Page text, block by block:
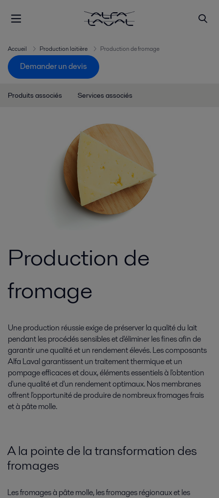
Accueil Production laitière Production de fromage
Demander un devis
Produits associés Services associés
Production de
fromage
Une production réussie exige de préserver la qualité du lait
pendant les procédés sensibles et d'éliminer les fines afin de
garantir une qualité et un rendement élevés. Les composants
Alfa Laval garantissent un traitement thermique et un
pompage efficaces et doux, éléments essentiels à l'obtention
d'une qualité et d'un rendement optimaux. Nos membranes
offrent l'opportunité de produire de nombreux fromages frais
et à pâte molle.
A la pointe de la transformation des
fromages
Les fromages à pâte molle, les fromages régionaux et les